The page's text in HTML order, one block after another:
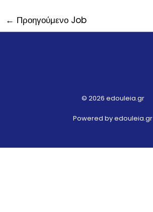
← Προηγούμενο Job
© 2026 edouleia.gr
Powered by edouleia.gr